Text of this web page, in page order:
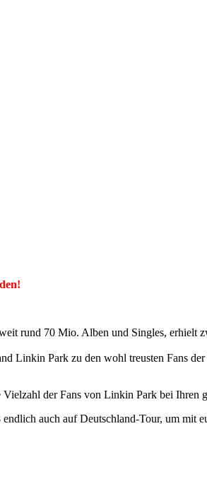
rund 70 Mio. Alben und Singles, erhielt
Linkin Park zu den wohl treusten Fans
der Fans von Linkin Park bei
auch auf Deutschland-Tour, um mit